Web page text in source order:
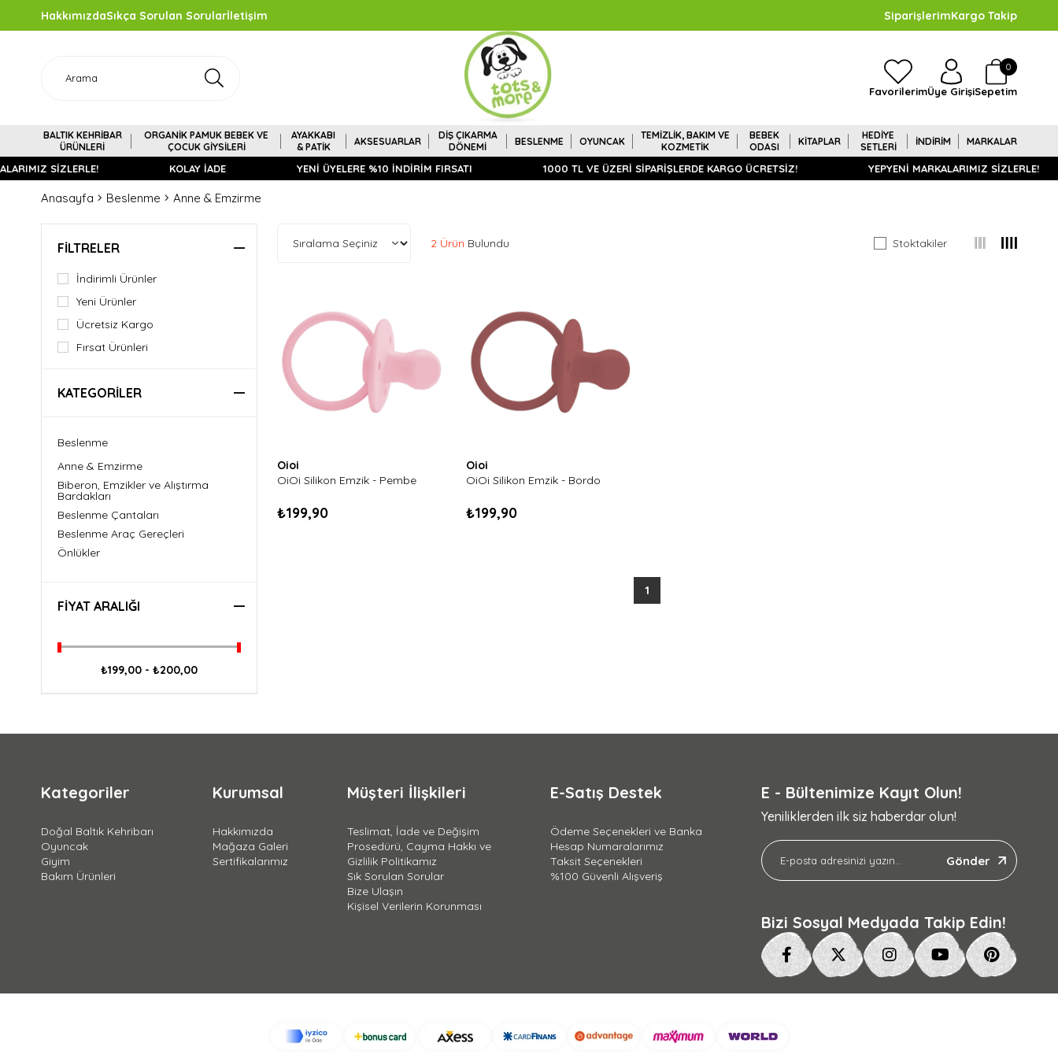
HakkımızdaSıkça Sorulan Sorularİletişim SiparişlerimKargo Takip
FavorilerimÜye GirişiSepetim
0
BALTIK KEHRİBAR
ÜRÜNLERİ
ORGANİK PAMUK BEBEK VE
ÇOCUK GİYSİLERİ
AYAKKABI
& PATİK
AKSESUARLAR
DİŞ ÇIKARMA
DÖNEMİ
BESLENME OYUNCAK
TEMİZLİK, BAKIM VE
KOZMETİK
BEBEK
ODASI
KİTAPLAR
HEDİYE
SETLERİ
İNDİRİM MARKALAR
SİZLERLE! KOLAY İADE YENİ ÜYELERE %10 İNDİRİM FIRSATI 1000 TL VE ÜZERİ SİPARİŞLERDE KARGO ÜCRETSİZ! YEPYENİ MARKALARIMIZ SİZLERLE!
Anasayfa Beslenme Anne & Emzirme
FILTRELER
İndirimli Ürünler
Yeni Ürünler
Ücretsiz Kargo
Fırsat Ürünleri
KATEGORILER
Beslenme
Anne & Emzirme
Biberon, Emzikler ve Alıştırma
Bardakları
Beslenme Çantaları
Beslenme Araç Gereçleri
Önlükler
FIYAT ARALIĞI
₺199,00 - ₺200,00
Stoktakiler
2 Ürün
Oioi
OiOi Silikon Emzik - Pembe
₺199,90
Oioi
OiOi Silikon Emzik - Bordo
₺199,90
1
Kategoriler
Doğal Baltık Kehribarı
Oyuncak
Giyim
Bakım Ürünleri
Kurumsal
Hakkımızda
Mağaza Galeri
Sertifikalarımız
Müşteri İlişkileri
Teslimat, İade ve Değişim
Prosedürü, Cayma Hakkı ve
Gizlilik Politikamız
Sık Sorulan Sorular
Bize Ulaşın
Kişisel Verilerin Korunması
E-Satış Destek
Ödeme Seçenekleri ve Banka
Hesap Numaralarımız
Taksit Seçenekleri
%100 Güvenli Alışveriş
E - Bültenimize Kayıt Olun!
Yeniliklerden ilk siz haberdar olun!
Gönder
Bizi Sosyal Medyada Takip Edin!